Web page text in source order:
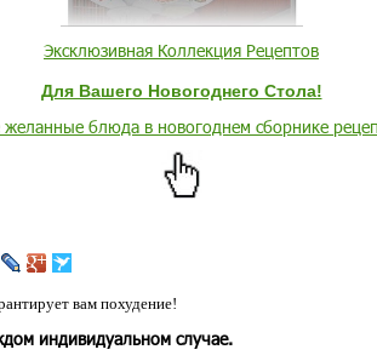
Эксклюзивная Коллекция Рецептов
Для Вашего Новогоднего Стола!
блюда в новогоднем сборнике
вам похудение!
индивидуальном случае.